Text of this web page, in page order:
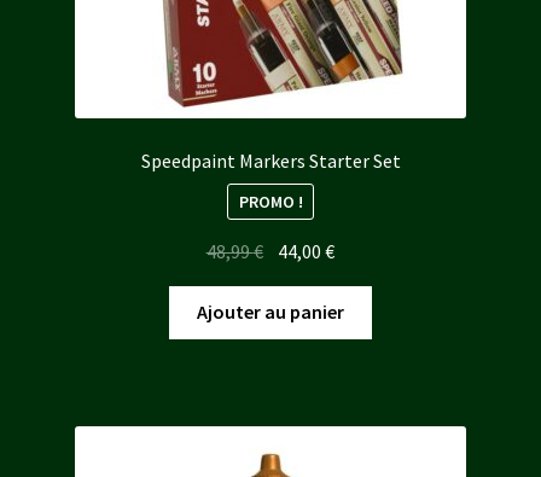
Speedpaint Markers Starter Set
PROMO !
48,99€ Le
initial
était :
44,00€Le
actuel
est :
Ajouter au panier